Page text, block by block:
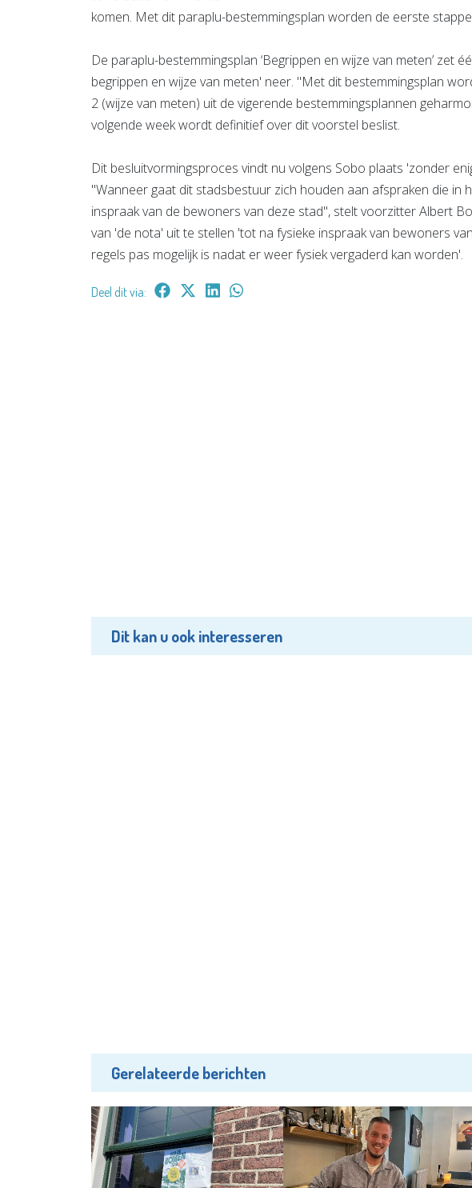
komen. Met dit paraplu-bestemmingsplan worden de eerste
De paraplu-bestemmingsplan ‘Begrippen en wijze van meten’ zet
begrippen en wijze van meten' neer. "Met dit bestemmingsplan
2 (wijze van meten) uit de vigerende bestemmingsplannen
volgende week wordt definitief over dit voorstel beslist.
Dit besluitvormingsproces vindt nu volgens Sobo plaats 'zonder
"Wanneer gaat dit stadsbestuur zich houden aan afspraken die in
inspraak van de bewoners van deze stad", stelt voorzitter Albert
van 'de nota' uit te stellen 'tot na fysieke inspraak van bewoners
regels pas mogelijk is nadat er weer fysiek vergaderd kan worden'.
Deel dit via:
Dit kan u ook interesseren
Gerelateerde berichten